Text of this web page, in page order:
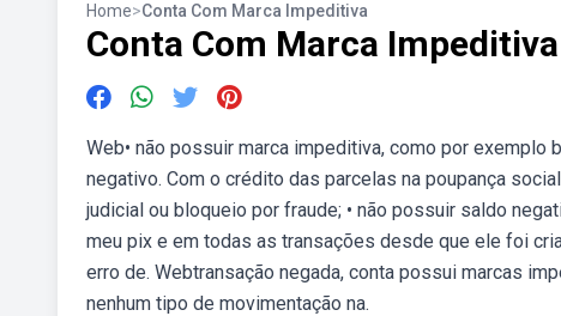
Home>Conta Com Marca Impeditiva
Conta Com Marca Impeditiva
Web• não possuir marca impeditiva, como por
negativo. Com o crédito das parcelas na poupança
judicial ou bloqueio por fraude; • não possuir saldo
meu pix e em todas as transações desde que ele foi
erro de. Webtransação negada, conta possui marcas
nenhum tipo de movimentação na.